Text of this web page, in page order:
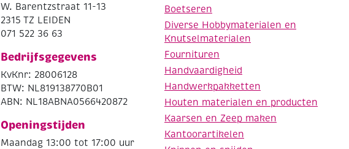
W. Barentzstraat 11-13
2315 TZ LEIDEN
071 522 36 63
Bedrijfsgegevens
KvKnr: 28006128
BTW: NL819138770B01
ABN: NL18ABNA0566420872
Openingstijden
Maandag 13:00 tot 17:00 uur
Boetseren
Diverse Hobbymaterialen en
Knutselmaterialen
Fournituren
Handvaardigheid
Handwerkpakketten
Houten materialen en producten
Kaarsen en Zeep maken
Kantoorartikelen